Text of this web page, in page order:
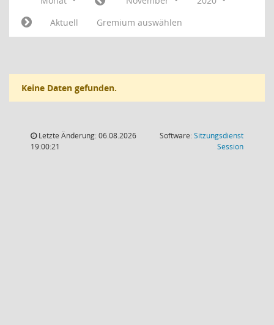
Aktuell
Gremium auswählen
Keine Daten gefunden.
Letzte Änderung: 06.08.2026
19:00:21
Software:Sitzungsdienst
Session(Wird in